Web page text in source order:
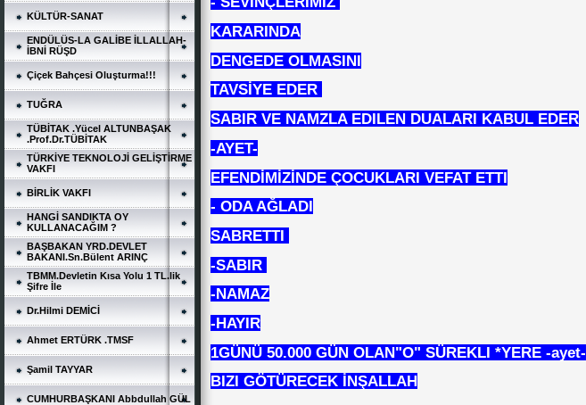
KÜLTÜR-SANAT
ENDÜLÜS-LA GALİBE İLLALLAH-
İBNİ RÜŞD
Çiçek Bahçesi Oluşturma!!!
TUĞRA
TÜBİTAK .Yücel ALTUNBAŞAK
.Prof.Dr.TÜBİTAK
TÜRKİYE TEKNOLOJİ GELİŞTİRME
VAKFI
BİRLİK VAKFI
HANGİ SANDIKTA OY
KULLANACAĞIM ?
BAŞBAKAN YRD.DEVLET
BAKANI.Sn.Bülent ARINÇ
TBMM.Devletin Kısa Yolu 1 TL.lik
Şifre İle
Dr.Hilmi DEMİCİ
Ahmet ERTÜRK .TMSF
Şamil TAYYAR
CUMHURBAŞKANI Abbdullah GÜL
KARARINDA
DENGEDE OLMASINI
TAVSİYE EDER
SABIR VE NAMZLA EDILEN DUALARI KABUL EDER
-AYET-
EFENDİMİZİNDE ÇOCUKLARI VEFAT ETTI
- ODA AĞLADI
SABRETTI
-SABIR
-NAMAZ
-HAYIR
1GÜNÜ 50.000 GÜN OLAN"O" SÜREKLI *YERE -ayet-
BIZI GÖTÜRECEK İNŞALLAH